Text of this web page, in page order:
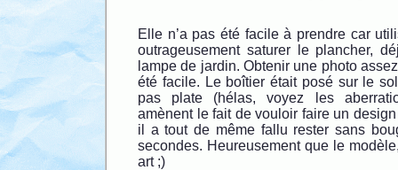
Elle n’a pas été facile à prendre car
outrageusement saturer le plancher,
lampe de jardin. Obtenir une photo
été facile. Le boîtier était posé sur le
pas plate (hélas, voyez les
amènent le fait de vouloir faire un
il a tout de même fallu rester sans
secondes. Heureusement que le
art ;)